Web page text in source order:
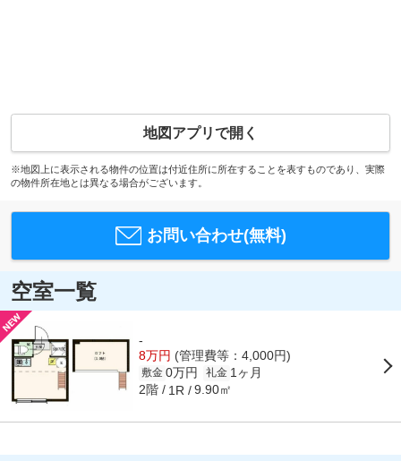
地図アプリで開く
※地図上に表示される物件の位置は付近住所に所在することを表すものであり、実際
の物件所在地とは異なる場合がございます。
お問い合わせ(無料)
空室一覧
-
8万円 (管理費等：4,000円)
敷金 0万円 礼金 1ヶ月
2階 1R 9.90㎡